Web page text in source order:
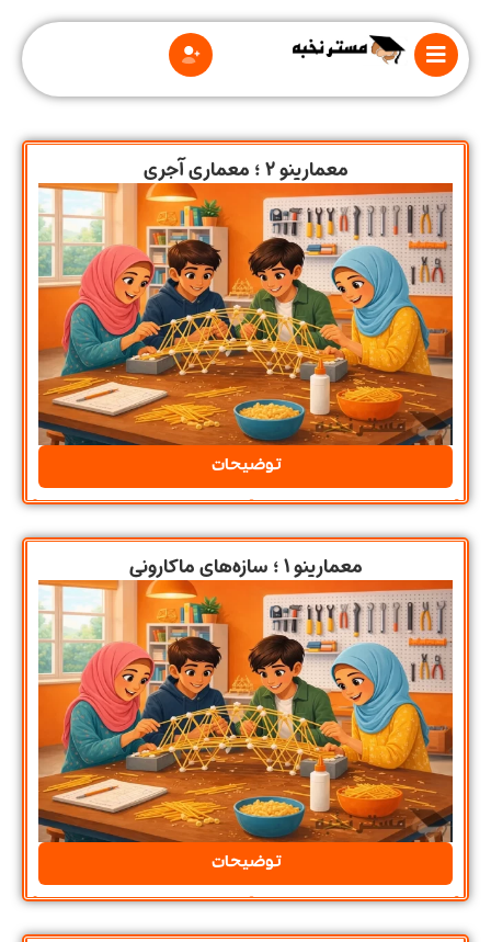
درباره
مقررات
معمارینو 2 ؛ معماری آجری
توضیحات
معمارینو ۱ ؛ سازه‌های ماکارونی
توضیحات